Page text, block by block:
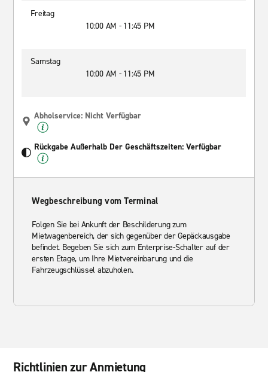
Freitag
10:00 AM - 11:45 PM
Samstag
10:00 AM - 11:45 PM
Abholservice: Nicht Verfügbar
Rückgabe Außerhalb Der Geschäftszeiten: Verfügbar
Wegbeschreibung vom Terminal
Folgen Sie bei Ankunft der Beschilderung zum
Mietwagenbereich, der sich gegenüber der Gepäckausgabe
befindet. Begeben Sie sich zum Enterprise-Schalter auf der
ersten Etage, um Ihre Mietvereinbarung und die
Fahrzeugschlüssel abzuholen.
Richtlinien zur Anmietung